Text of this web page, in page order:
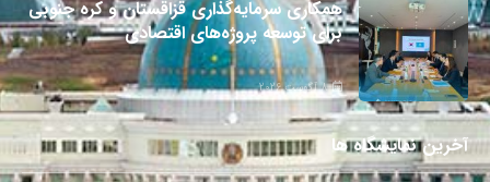
همکاری سرمایه‌گذاری قزاقستان و کره جنوبی
برای توسعه پروژه‌های اقتصادی
8 آگوست 2026
آخرین نمایشگاه ها